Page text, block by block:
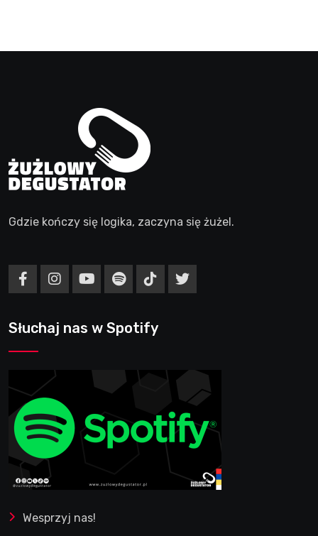
Gdzie kończy się logika, zaczyna się żużel.
Słuchaj nas w Spotify
Wesprzyj nas!